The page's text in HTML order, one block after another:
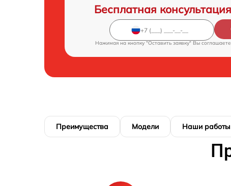
Бесплатная
Нажимая на кнопку "Оставить заявку" Вы
Преимущества Модели Наши работы